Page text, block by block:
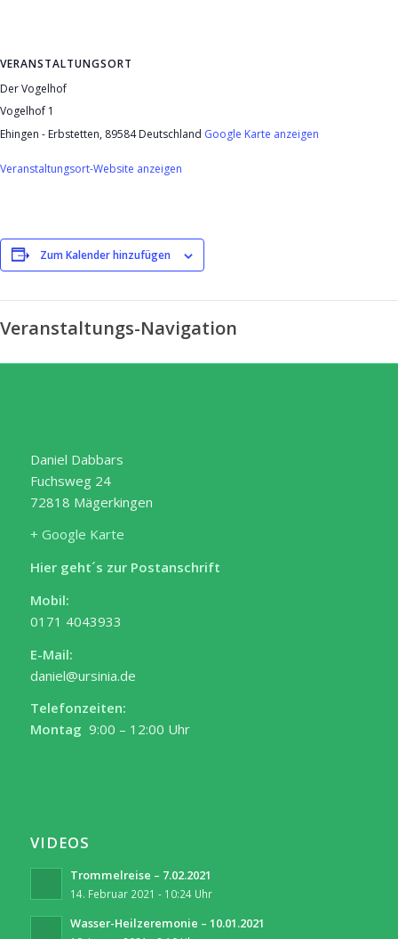
VERANSTALTUNGSORT
Der Vogelhof
Vogelhof 1
Ehingen - Erbstetten, 89584 Deutschland Google Karte anzeigen
Veranstaltungsort-Website anzeigen
Zum Kalender hinzufügen
Veranstaltungs-Navigation
Daniel Dabbars
Fuchsweg 24
72818 Mägerkingen
+ Google Karte
Hier geht´s zur Postanschrift
Mobil:
0171 4043933
E-Mail:
daniel@ursinia.de
Telefonzeiten:
Montag 9:00 – 12:00 Uhr
VIDEOS
Trommelreise – 7.02.2021
14. Februar 2021 - 10:24 Uhr
Wasser-Heilzeremonie – 10.01.2021